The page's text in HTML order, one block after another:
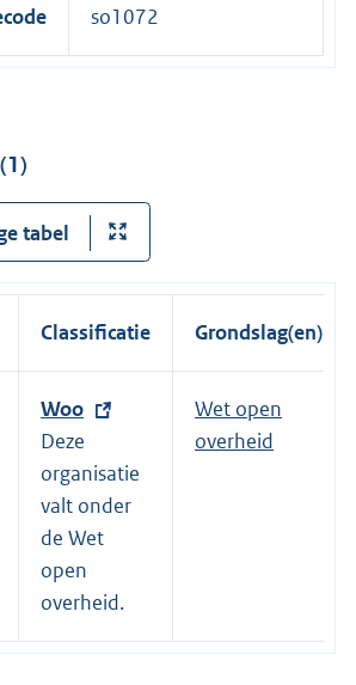
so1072
tabel
Classificatie Grondslag(en)
E
x
t
e
r
n
e
l
Woo
Deze
organisatie
valt onder
de Wet
open
overheid.
Wet open
overheid